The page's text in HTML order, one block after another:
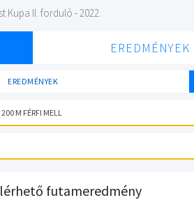
Kupa II. forduló - 2022.
EREDMÉNYEK
EREDMÉNYEK
M FÉRFI MELL
futameredmény